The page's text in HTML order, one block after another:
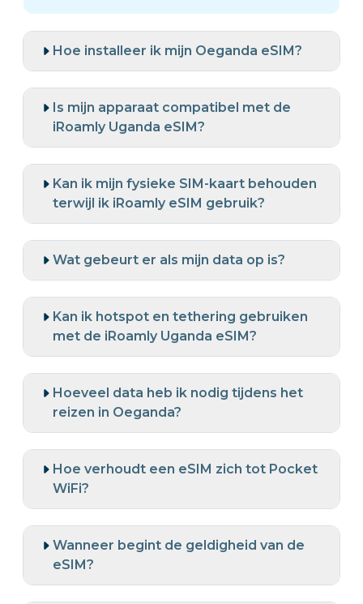
Hoe installeer ik mijn Oeganda eSIM?
Is mijn apparaat compatibel met de
iRoamly Uganda eSIM?
Kan ik mijn fysieke SIM-kaart behouden
terwijl ik iRoamly eSIM gebruik?
Wat gebeurt er als mijn data op is?
Kan ik hotspot en tethering gebruiken
met de iRoamly Uganda eSIM?
Hoeveel data heb ik nodig tijdens het
reizen in Oeganda?
Hoe verhoudt een eSIM zich tot Pocket
WiFi?
Wanneer begint de geldigheid van de
eSIM?